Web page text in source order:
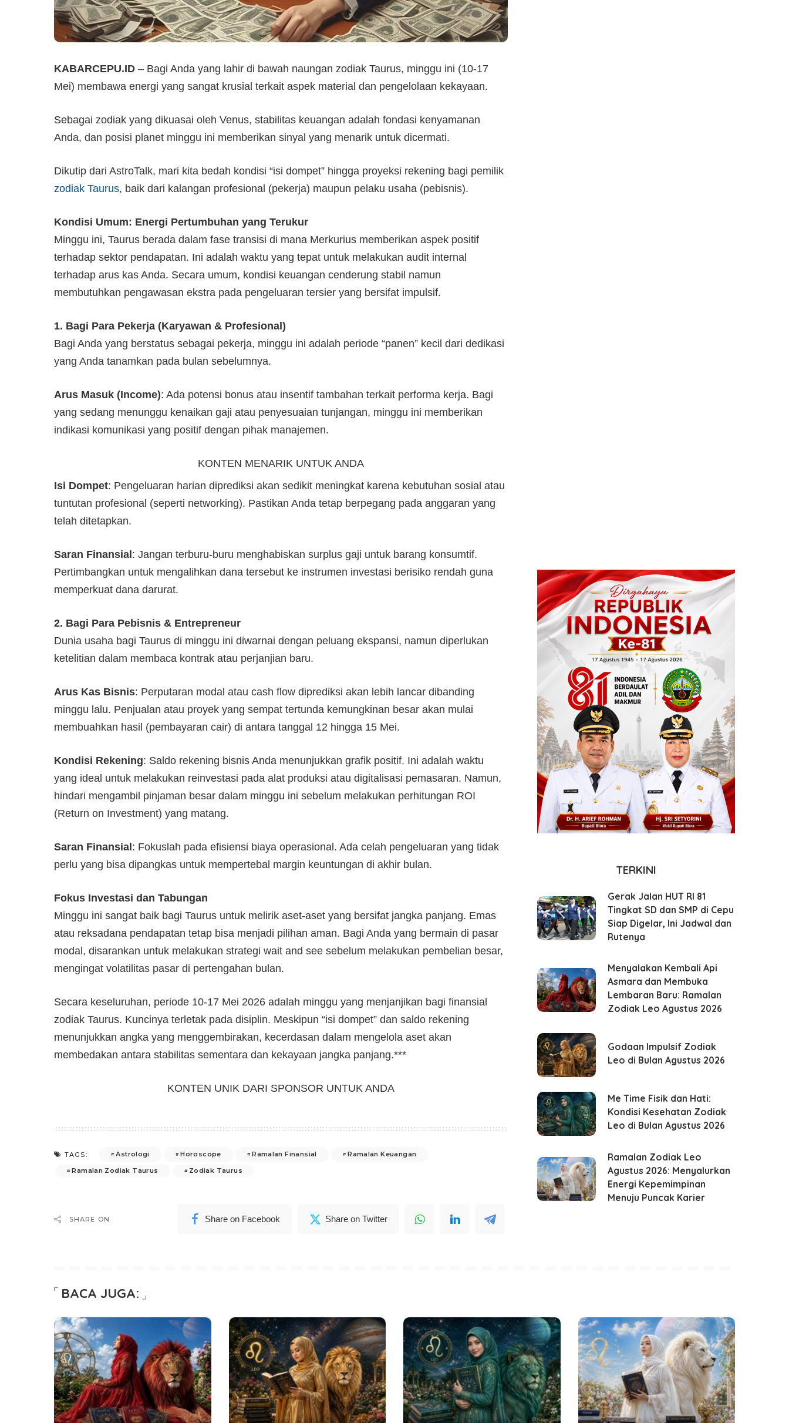
KABARCEPU.ID – Bagi Anda yang lahir di bawah naungan zodiak Taurus, minggu ini (10-17
Mei) membawa energi yang sangat krusial terkait aspek material dan pengelolaan kekayaan.
Sebagai zodiak yang dikuasai oleh Venus, stabilitas keuangan adalah fondasi kenyamanan
Anda, dan posisi planet minggu ini memberikan sinyal yang menarik untuk dicermati.
Dikutip dari AstroTalk, mari kita bedah kondisi “isi dompet” hingga proyeksi rekening bagi pemilik
zodiak Taurus, baik dari kalangan profesional (pekerja) maupun pelaku usaha (pebisnis).
Kondisi Umum: Energi Pertumbuhan yang Terukur
Minggu ini, Taurus berada dalam fase transisi di mana Merkurius memberikan aspek positif
terhadap sektor pendapatan. Ini adalah waktu yang tepat untuk melakukan audit internal
terhadap arus kas Anda. Secara umum, kondisi keuangan cenderung stabil namun
membutuhkan pengawasan ekstra pada pengeluaran tersier yang bersifat impulsif.
1. Bagi Para Pekerja (Karyawan & Profesional)
Bagi Anda yang berstatus sebagai pekerja, minggu ini adalah periode “panen” kecil dari dedikasi
yang Anda tanamkan pada bulan sebelumnya.
Arus Masuk (Income): Ada potensi bonus atau insentif tambahan terkait performa kerja. Bagi
yang sedang menunggu kenaikan gaji atau penyesuaian tunjangan, minggu ini memberikan
indikasi komunikasi yang positif dengan pihak manajemen.
KONTEN MENARIK UNTUK ANDA
Isi Dompet: Pengeluaran harian diprediksi akan sedikit meningkat karena kebutuhan sosial atau
tuntutan profesional (seperti networking). Pastikan Anda tetap berpegang pada anggaran yang
telah ditetapkan.
Saran Finansial: Jangan terburu-buru menghabiskan surplus gaji untuk barang konsumtif.
Pertimbangkan untuk mengalihkan dana tersebut ke instrumen investasi berisiko rendah guna
memperkuat dana darurat.
2. Bagi Para Pebisnis & Entrepreneur
Dunia usaha bagi Taurus di minggu ini diwarnai dengan peluang ekspansi, namun diperlukan
ketelitian dalam membaca kontrak atau perjanjian baru.
Arus Kas Bisnis: Perputaran modal atau cash flow diprediksi akan lebih lancar dibanding
minggu lalu. Penjualan atau proyek yang sempat tertunda kemungkinan besar akan mulai
membuahkan hasil (pembayaran cair) di antara tanggal 12 hingga 15 Mei.
Kondisi Rekening: Saldo rekening bisnis Anda menunjukkan grafik positif. Ini adalah waktu
yang ideal untuk melakukan reinvestasi pada alat produksi atau digitalisasi pemasaran. Namun,
hindari mengambil pinjaman besar dalam minggu ini sebelum melakukan perhitungan ROI
(Return on Investment) yang matang.
Saran Finansial: Fokuslah pada efisiensi biaya operasional. Ada celah pengeluaran yang tidak
perlu yang bisa dipangkas untuk mempertebal margin keuntungan di akhir bulan.
Fokus Investasi dan Tabungan
Minggu ini sangat baik bagi Taurus untuk melirik aset-aset yang bersifat jangka panjang. Emas
atau reksadana pendapatan tetap bisa menjadi pilihan aman. Bagi Anda yang bermain di pasar
modal, disarankan untuk melakukan strategi wait and see sebelum melakukan pembelian besar,
mengingat volatilitas pasar di pertengahan bulan.
Secara keseluruhan, periode 10-17 Mei 2026 adalah minggu yang menjanjikan bagi finansial
zodiak Taurus. Kuncinya terletak pada disiplin. Meskipun “isi dompet” dan saldo rekening
menunjukkan angka yang menggembirakan, kecerdasan dalam mengelola aset akan
membedakan antara stabilitas sementara dan kekayaan jangka panjang.***
KONTEN UNIK DARI SPONSOR UNTUK ANDA
TAGS: Astrologi Horoscope Ramalan Finansial
Ramalan Keuangan
Ramalan Zodiak Taurus
Zodiak Taurus
SHARE ON Share on Facebook Share on Twitter
TERKINI
Gerak Jalan HUT RI 81
Tingkat SD dan SMP di Cepu
Siap Digelar, Ini Jadwal dan
Rutenya
Menyalakan Kembali Api
Asmara dan Membuka
Lembaran Baru: Ramalan
Zodiak Leo Agustus 2026
Godaan Impulsif Zodiak
Leo di Bulan Agustus 2026
Me Time Fisik dan Hati:
Kondisi Kesehatan Zodiak
Leo di Bulan Agustus 2026
Ramalan Zodiak Leo
Agustus 2026: Menyalurkan
Energi Kepemimpinan
Menuju Puncak Karier
BACA JUGA: